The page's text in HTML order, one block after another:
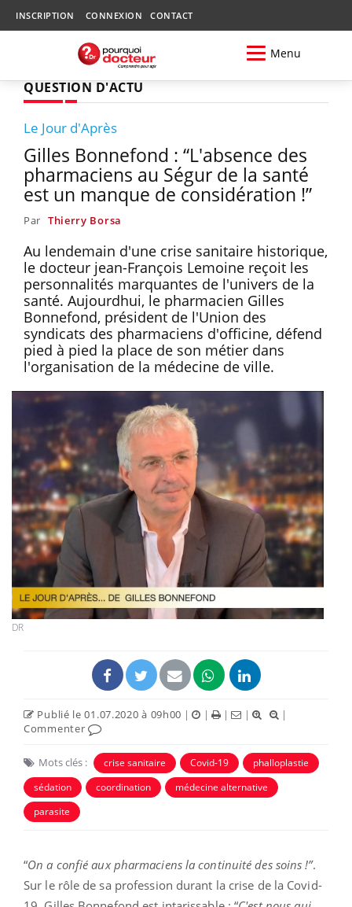
INSCRIPTION CONNEXION CONTACT
Menu
QUESTION D'ACTU
Le Jour d'Après
Gilles Bonnefond : “L'absence des
pharmaciens au Ségur de la santé
est un manque de considération !”
Par Thierry Borsa
Au lendemain d'une crise sanitaire historique,
le docteur jean-François Lemoine reçoit les
personnalités marquantes de l'univers de la
santé. Aujourdhui, le pharmacien Gilles
Bonnefond, président de l'Union des
syndicats des pharmaciens d'officine, défend
pied à pied la place de son métier dans
l'organisation de la médecine de ville.
DR
Publié le 01.07.2020 à 09h00 | | | |
|
Commenter
Mots clés : crise sanitaire Covid-19
phalloplastie
sédation
coordination
médecine alternative
parasite
“On a confié aux pharmaciens la continuité des soins !”.
Sur le rôle de sa profession durant la crise de la Covid-